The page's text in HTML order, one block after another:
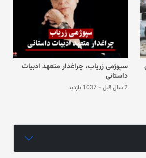
سپوژمی زریاب، چراغدار متعهد ادبیات
داستانی
2 سال قبل - 1037 بازدید